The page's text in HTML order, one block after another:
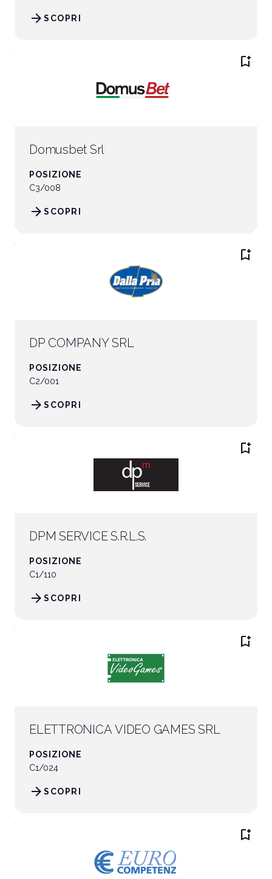
SCOPRI
arrow_forward
bookmark_add
Domusbet Srl
POSIZIONE
C3/008
SCOPRI
arrow_forward
bookmark_add
DP COMPANY SRL
POSIZIONE
C2/001
SCOPRI
arrow_forward
bookmark_add
DPM SERVICE S.R.L.S.
POSIZIONE
C1/110
SCOPRI
arrow_forward
bookmark_add
ELETTRONICA VIDEO GAMES SRL
POSIZIONE
C1/024
SCOPRI
arrow_forward
bookmark_add